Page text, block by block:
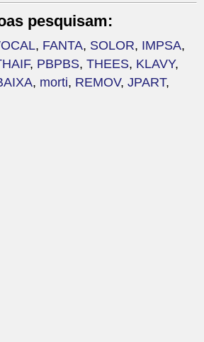
pesquisam:
, FANTA, SOLOR, IMPSA,
, PBPBS, THEES, KLAVY,
, morti, REMOV, JPART,